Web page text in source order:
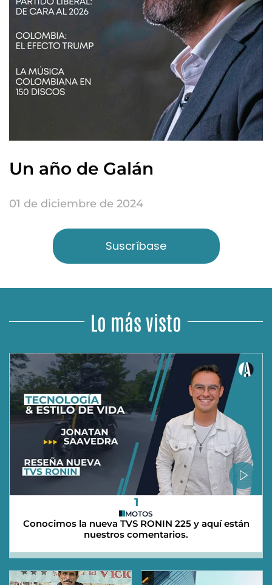
Un año de Galán
01 de diciembre de 2024
Suscríbase
Lo más visto
1
MOTOS
Conocimos la nueva TVS RONIN 225 y aquí están
nuestros comentarios.